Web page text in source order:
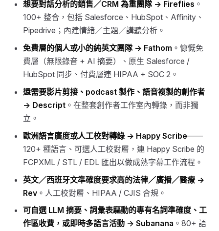
想要對話分析的銷售／CRM 為重團隊 → Fireflies 。
100+ 整合，包括 Salesforce、HubSpot、Affinity、
Pipedrive；內建情緒／主題／講聽分析。
免費層的個人或小的純英文團隊 → Fathom 。慷慨免
費層（無限錄音 + AI 摘要）、原生 Salesforce /
HubSpot 同步、付費層連 HIPAA + SOC 2。
還需要影片剪接、podcast 製作、語音複製的創作者
→ Descript 。在整套創作者工作室內轉錄，而非獨
立。
歐洲語言廣度或人工校對轉錄 → Happy Scribe——
120+ 種語言、可選人工校對層，連 Happy Scribe 的
FCPXML / STL / EDL 匯出以做成熟字幕工作流程。
英文／西班牙文準確度要求高的法律／廣播／醫療 →
Rev 。人工校對層、HIPAA / CJIS 合規。
可自選 LLM 摘要、詞彙表驅動的專有名詞準確度、工
作區收費，或即時多語言活動 → Subanana 。80+ 語